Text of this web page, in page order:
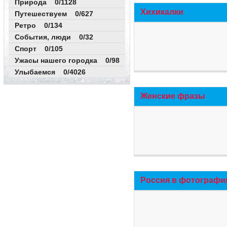
Природа 0/1128
Путешествуем 0/627
Ретро 0/134
События, люди 0/32
Спорт 0/105
Ужасы нашего городка 0/98
Улыбаемся 0/4026
Хихикалки
Женские фразы
Россия в